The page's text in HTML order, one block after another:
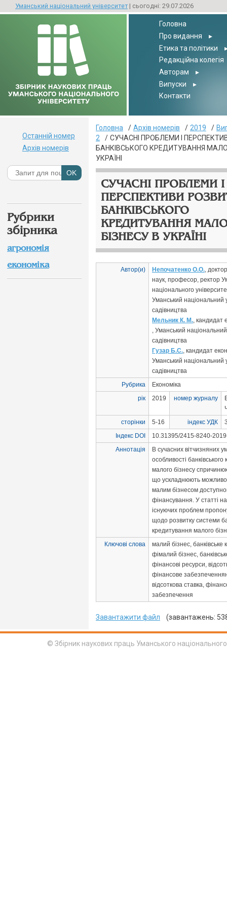
Уманський національний університет| сьогодні: 29.07.2026
Головна
Про видання
▸
Етика та політики
Редакційна колегія
Авторам
▸
Випуски
▸
Контакти
Головна Архів номерів 2019
2
СУЧАСНІ ПРОБЛЕМИ І
БАНКІВСЬКОГО КРЕДИТУВАННЯ
УКРАЇНІ
СУЧАСНІ ПРОБЛЕМИ І
ПЕРСПЕКТИВИ
БАНКІВСЬКОГО
КРЕДИТУВАННЯ
БІЗНЕСУ В УКРАЇНІ
Автор(и) Непочатенко О.О.,
наук, професор, ректор
національного
Уманський національний
садівництва
Мельник К. М., кандидат
, Уманський
садівництва
Гузар Б.С., кандидат
Уманський національний
садівництва
Рубрика
Економіка
рік
2019 номер журналу
сторінки
5-16 індекс УДК
Індекс DOI
10.31395/2415-8240-
Аннотація
В сучасних вітчизняних
особливості
малого бізнесу
що ускладнюють
малим бізнесом
фінансування. У статті
існуючих проблем
щодо розвитку системи
кредитування малого
Ключові слова
малий бізнес, банківське
фімалий бізнес,
фінансові ресурси,
фінансове
відсоткова ставка,
забезпечення
Завантажити файл (завантажень:
Останній номер
Архів номерів
Рубрики
збірника
агрономія
економіка
© Збірник наукових праць Уманського